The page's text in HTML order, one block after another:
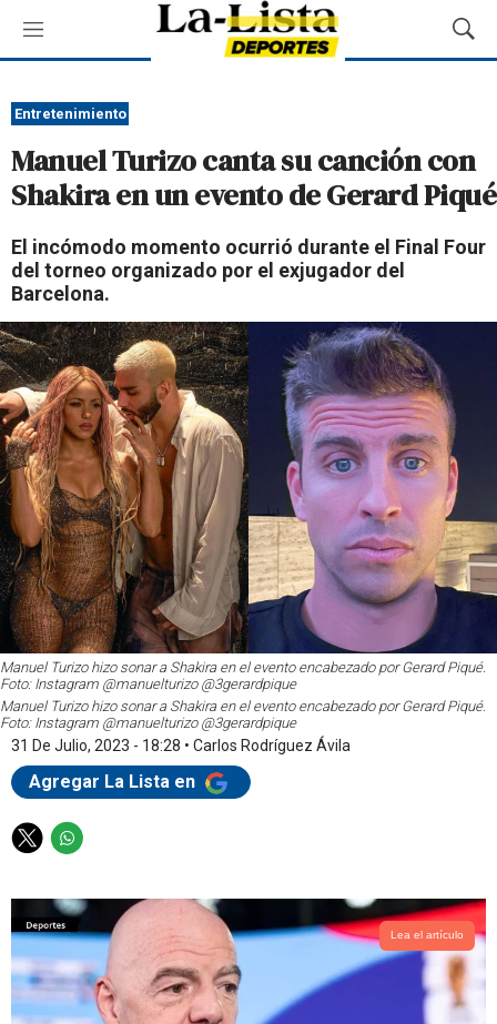
M
e
ú
M
o
a
r
B
s
e
Entretenimiento
Manuel Turizo canta su canción con
Shakira en un evento de Gerard Piqué
El incómodo momento ocurrió durante el Final Four
del torneo organizado por el exjugador del
Barcelona.
Manuel Turizo hizo sonar a Shakira en el evento encabezado por Gerard Piqué.
Foto: Instagram @manuelturizo @3gerardpique
Manuel Turizo hizo sonar a Shakira en el evento encabezado por Gerard Piqué.
Foto: Instagram @manuelturizo @3gerardpique
31 De Julio, 2023 - 18:28 • Carlos Rodríguez Ávila
Agregar La Lista en
T
i
t
t
e
r
W
a
t
s
a
p
p
Lea el artículo